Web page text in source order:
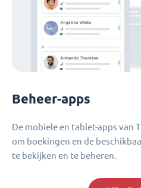
Beheer-apps
De mobiele en tablet-apps van
om boekingen en de
te bekijken en te beheren.